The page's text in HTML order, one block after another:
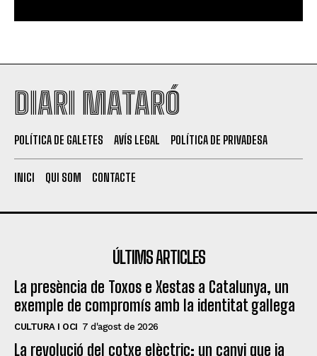
DIARI MATARÓ
POLÍTICA DE GALETES AVÍS LEGAL POLÍTICA DE PRIVADESA
INICI QUI SOM CONTACTE
ÚLTIMS ARTICLES
La presència de Toxos e Xestas a Catalunya, un
exemple de compromís amb la identitat gallega
CULTURA I OCI 7 d'agost de 2026
La revolució del cotxe elèctric: un canvi que ja